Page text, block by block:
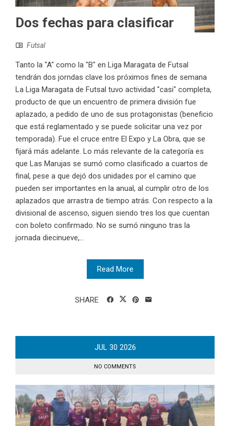
Dos fechas para clasificar
Futsal
Tanto la "A" como la "B" en Liga Maragata de Futsal
tendrán dos jorndas clave los próximos fines de semana
La Liga Maragata de Futsal tuvo actividad "casi" completa,
producto de que un encuentro de primera división fue
aplazado, a pedido de uno de sus protagonistas (beneficio
que está reglamentado y se puede solicitar una vez por
temporada). Fue el cruce entre El Expo y La Obra, que se
fijará más adelante. Lo más relevante de la categoría es
que Las Marujas se sumó como clasificado a cuartos de
final, pese a que dejó dos unidades por el camino que
pueden ser importantes en la anual, al cumplir otro de los
aplazados que arrastra de tiempo atrás. Con respecto a la
divisional de ascenso, siguen siendo tres los que cuentan
con boleto confirmado. No se sumó ninguno tras la
jornada diecinueve,...
Read More
SHARE
JUL 30 2026
NO COMMENTS